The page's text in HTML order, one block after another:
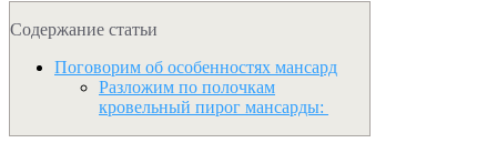
Содержание статьи
Поговорим об особенностях мансард
Разложим по полочкам
кровельный пирог мансарды: